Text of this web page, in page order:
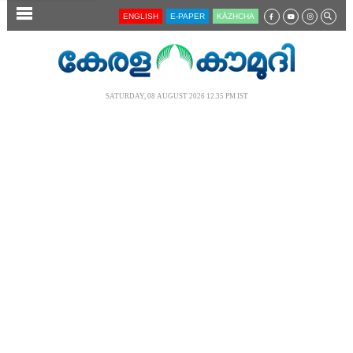
SECTIONS ENGLISH E-PAPER KĀZHCHA
SATURDAY, 08 AUGUST 2026 12.35 PM IST